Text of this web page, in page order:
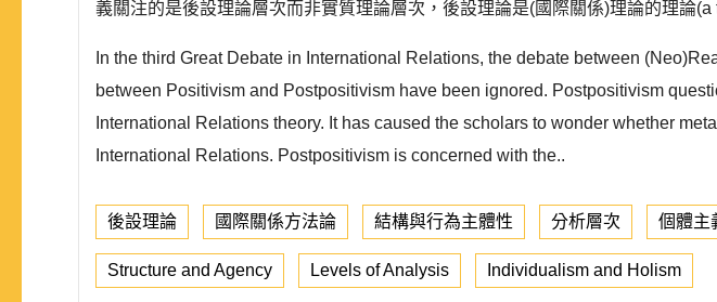
義關注的是後設理論層次而非實質理論層次，後設理論是(國際關係)理論的理論
In the third Great Debate in International Relations, the debate between
between Positivism and Postpositivism have been ignored. Postpositivism
International Relations theory. It has caused the scholars to wonder whether
International Relations. Postpositivism is concerned with the..
後設理論 國際關係方法論 結構與行為主體性 分析層次 個體主
Structure and Agency Levels of Analysis Individualism and Holism